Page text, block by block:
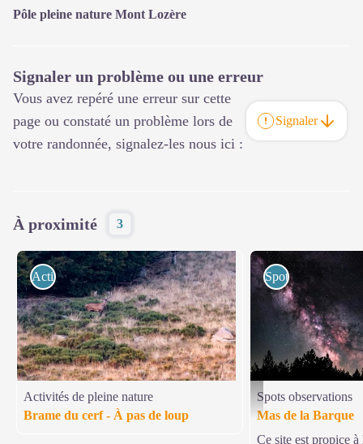
Pôle pleine nature Mont Lozère
Signaler un problème ou une erreur
Vous avez repéré une erreur sur cette
page ou constaté un problème lors de
votre randonnée, signalez-les nous ici :
Signaler
À proximité 3
Activités de pleine nature
Activités de pleine nature
Brame du cerf - À pas de loup
Ciel étoilé - G. Cannat
Spots observations
Spots observations
Mas de la Barque
Ce site est propice